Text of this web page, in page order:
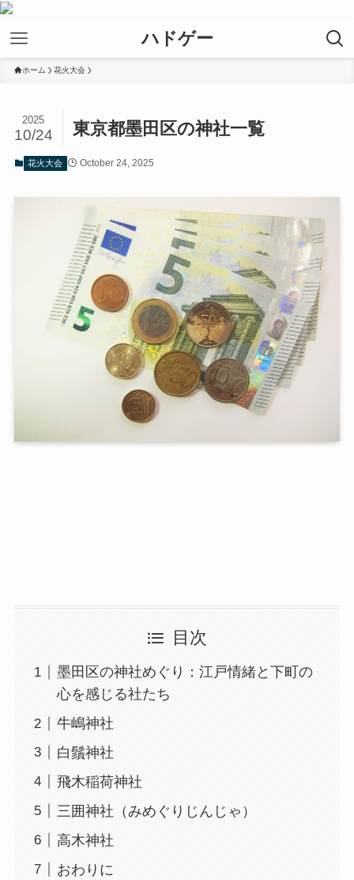
ハドゲー
ホーム 花火大会
東京都墨田区の神社一覧
2025
10/24
花火大会 October 24, 2025
目次
墨田区の神社めぐり：江戸情緒と下町の
心を感じる社たち
牛嶋神社
白鬚神社
飛木稲荷神社
三囲神社（みめぐりじんじゃ）
高木神社
おわりに